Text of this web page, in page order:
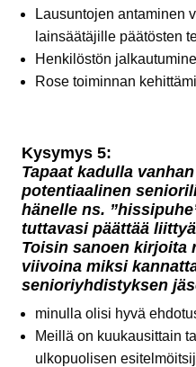
Lausuntojen antaminen
lainsäätäjille päätösten
Henkilöstön
Rose toiminnan
Kysymys 5:
Tapaat kadulla
potentiaalinen
hänelle ns.
tuttavasi päättää
Toisin sanoen kirjoita
viivoina miksi
senioriyhdistyksen
minulla olisi hyvä
Meillä on kuukausittain
ulkopuolisen